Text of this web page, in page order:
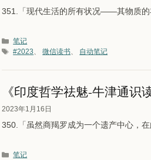
351.「现代生活的所有状况——其物质
分类
笔记
标签
#2023、微信读书、 自动笔记
《印度哲学祛魅-牛津通识
2023年1月16日
350.「虽然商羯罗成为一个遗产中心，
分类
笔记